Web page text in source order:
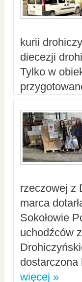
kurii
diecezji
Tylko w
rzeczowej z
marca
Sokołowie
uchodźców
dostarczona
więcej »